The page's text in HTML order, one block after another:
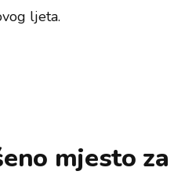
ljeta.
mjesto za